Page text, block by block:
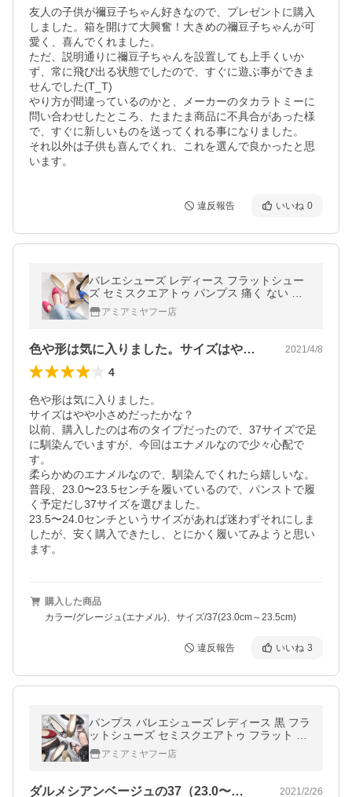
友人の子供が禰󠄀豆子ちゃん好きなので、プレゼントに購入
しました。箱を開けて大興奮！大きめの禰󠄀豆子ちゃんが可
愛く、喜んでくれました。
ただ、説明通りに禰󠄀豆子ちゃんを設置しても上手くいか
ず、常に飛び出る状態でしたので、すぐに遊ぶ事ができま
せんでした(T_T)
やり方が間違っているのかと、メーカーのタカラトミーに
問い合わせしたところ、たまたま商品に不具合があった様
で、すぐに新しいものを送ってくれる事になりました。
それ以外は子供も喜んでくれ、これを選んで良かったと思
います。
違反報告 いいね 0
バレエシューズ レディース フラットシュー
ズ セミスクエアトゥ パンプス 痛く ない 歩
きやすい 履きやすい ぺたんこ リボ ンFX203
0SS ki5 amiamiアミアミ
アミアミヤフー店
色や形は気に入りました。サイズはやや小… 2021/4/8
4
色や形は気に入りました。
サイズはやや小さめだったかな？
以前、購入したのは布のタイプだったので、37サイズで足
に馴染んでいますが、今回はエナメルなので少々心配で
す。
柔らかめのエナメルなので、馴染んでくれたら嬉しいな。
普段、23.0〜23.5センチを履いているので、パンストで履
く予定だし37サイズを選びました。
23.5〜24.0センチというサイズがあれば迷わずそれにしま
したが、安く購入できたし、とにかく履いてみようと思い
ます。
購入した商品
カラー/グレージュ(エナメル)、サイズ/37(23.0cm～23.5cm)
違反報告 いいね 3
パンプス バレエシューズ レディース 黒 フラ
ットシューズ セミスクエアトゥ フラット リ
ボン ぺたんこamiamiアミアミki5
アミアミヤフー店
ダルメシアンベージュの37（23.0〜… 2021/2/26